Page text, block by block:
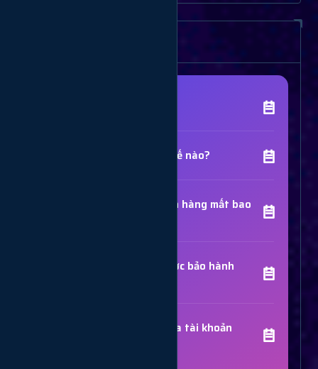
Chất lượng dịch vụ như thế nào?
Thời gian hoàn thành đơn hàng mất bao
Các dịch vụ đã mua có được bảo hành
Sử dụng dịch vụ có bị khóa tài khoản